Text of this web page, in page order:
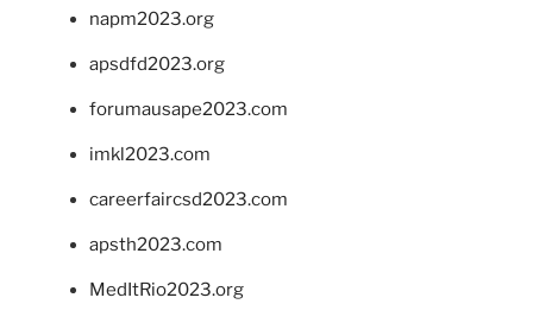
napm2023.org
apsdfd2023.org
forumausape2023.com
imkl2023.com
careerfaircsd2023.com
apsth2023.com
MedItRio2023.org